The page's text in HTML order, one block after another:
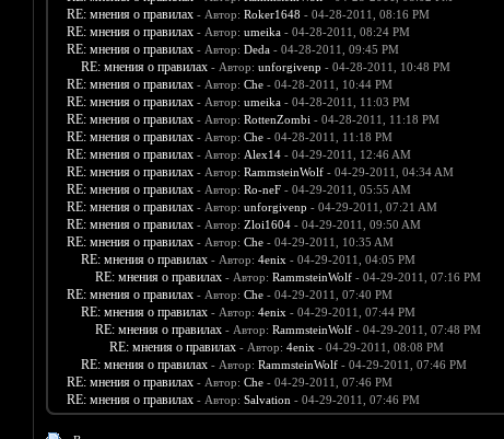
RE: мнения о правилах - Автор: Roker1648 - 04-28-2011, 08:16 PM
RE: мнения о правилах - Автор: umeika- 04-28-2011, 08:24 PM
RE: мнения о правилах - Автор: Deda- 04-28-2011, 09:45 PM
RE: мнения о правилах - Автор: unforgivenp - 04-28-2011, 10:48 PM
RE: мнения о правилах - Автор: Che- 04-28-2011, 10:44 PM
RE: мнения о правилах - Автор: umeika- 04-28-2011, 11:03 PM
RE: мнения о правилах - Автор: RottenZombi - 04-28-2011, 11:18 PM
RE: мнения о правилах - Автор: Che- 04-28-2011, 11:18 PM
RE: мнения о правилах - Автор: Alex14- 04-29-2011, 12:46 AM
RE: мнения о правилах - Автор: RammsteinWolf- 04-29-2011, 04:34 AM
RE: мнения о правилах - Автор: Ro-neF- 04-29-2011, 05:55 AM
RE: мнения о правилах - Автор: unforgivenp - 04-29-2011, 07:21 AM
RE: мнения о правилах - Автор: Zloi1604- 04-29-2011, 09:50 AM
RE: мнения о правилах - Автор: Che- 04-29-2011, 10:35 AM
RE: мнения о правилах - Автор: 4enix - 04-29-2011, 04:05 PM
RE: мнения о правилах - Автор: RammsteinWolf- 04-29-2011, 07:16 PM
RE: мнения о правилах - Автор: Che- 04-29-2011, 07:40 PM
RE: мнения о правилах - Автор: 4enix - 04-29-2011, 07:44 PM
RE: мнения о правилах - Автор: RammsteinWolf- 04-29-2011, 07:48 PM
RE: мнения о правилах - Автор: 4enix - 04-29-2011, 08:08 PM
RE: мнения о правилах - Автор: RammsteinWolf- 04-29-2011, 07:46 PM
RE: мнения о правилах - Автор: Che- 04-29-2011, 07:46 PM
RE: мнения о правилах - Автор: Salvation - 04-29-2011, 07:46 PM